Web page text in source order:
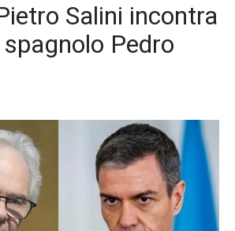
Salini incontra
Pedro